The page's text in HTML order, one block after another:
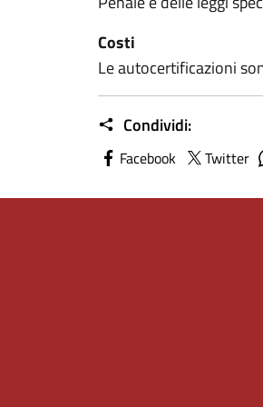
Costi
Le autocertificazioni
Condividi:
Facebook Twitter